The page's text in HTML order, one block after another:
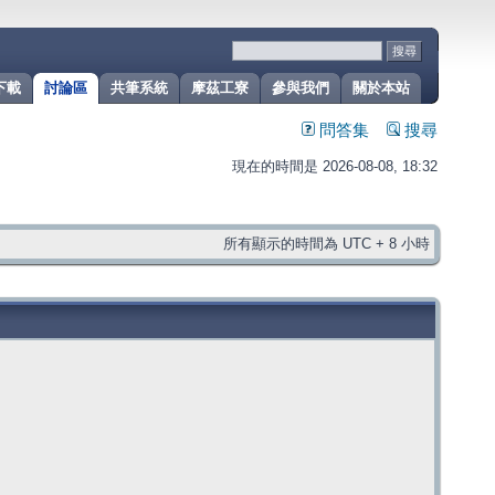
關於本站
參與我們
摩茲工寮
共筆系統
討論區
載
問答集 搜尋
現在的時間是 2026-08-08, 18:32
所有顯示的時間為 UTC + 8 小時